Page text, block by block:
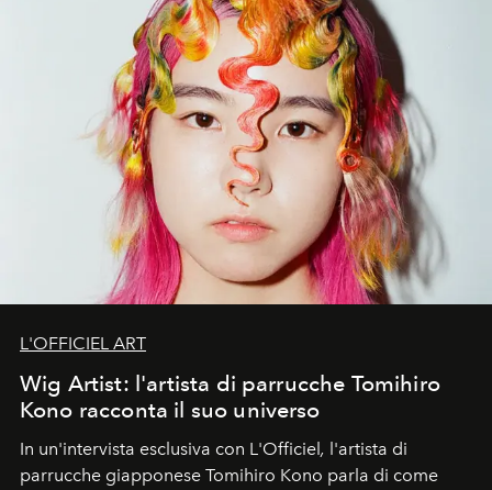
L'OFFICIEL ART
Wig Artist: l'artista di parrucche Tomihiro
Kono racconta il suo universo
In un'intervista esclusiva con L'Officiel , l'artista di
parrucche giapponese Tomihiro Kono parla di come